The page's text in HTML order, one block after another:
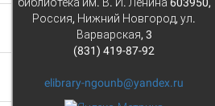
Россия, Нижний Новгород, ул.
Варварская, 3
(831) 419-87-92
elibrary-ngounb@yandex.ru